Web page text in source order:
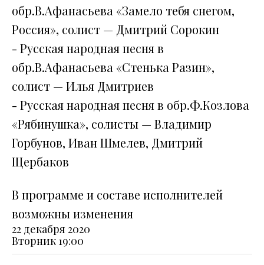
обр.В.Афанасьева «Замело тебя снегом,
Россия», солист — Дмитрий Сорокин
- Русская народная песня в
обр.В.Афанасьева «Стенька Разин»,
солист — Илья Дмитриев
- Русская народная песня в обр.Ф.Козлова
«Рябинушка», солисты — Владимир
Горбунов, Иван Шмелев, Дмитрий
Щербаков
В программе и составе исполнителей
возможны изменения
22 декабря 2020
Вторник 19:00